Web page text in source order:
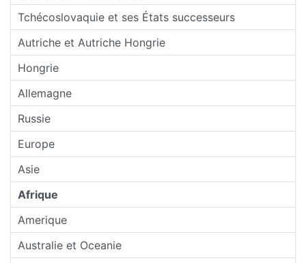
Tchécoslovaquie et ses États successeurs
Autriche et Autriche Hongrie
Hongrie
Allemagne
Russie
Europe
Asie
Afrique
Amerique
Australie et Oceanie